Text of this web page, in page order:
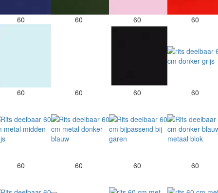
60 60 60 60
60 60 60 60
60 60 60 60